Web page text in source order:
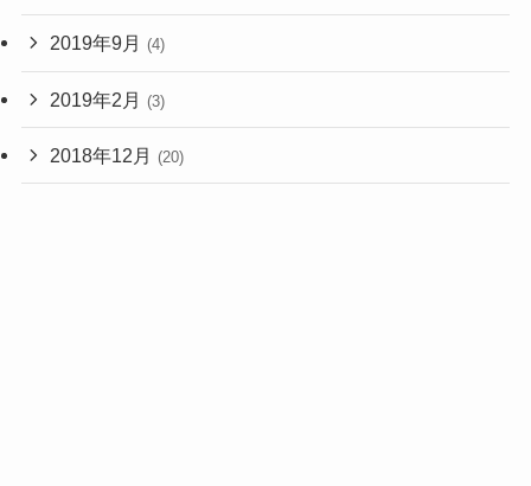
2019年9月 (4)
2019年2月 (3)
2018年12月 (20)